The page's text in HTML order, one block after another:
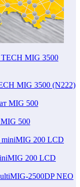
MIG 3500 (N222)
500
200 LCD